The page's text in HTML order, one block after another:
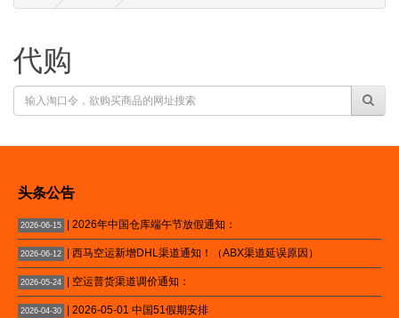
代购
头条公告
2026-06-15 | 2026年中国仓库端午节放假通知：
2026-06-12 | 西马空运新增DHL渠道通知！（ABX渠道延误原因）
2026-05-24 | 空运普货渠道调价通知：
2026-04-30 | 2026-05-01 中国51假期安排